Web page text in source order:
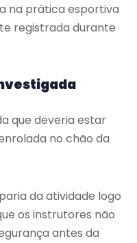
na prática esportiva
registrada durante
que deveria estar
no chão da
da atividade logo
os instrutores não
antes da